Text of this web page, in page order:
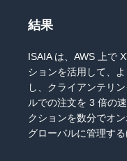
結果
ISAIA は、AWS 上で
ションを活用して、
し、クライアンテリ
ルでの注文を 3 倍の
クションを数分でオ
グローバルに管理す